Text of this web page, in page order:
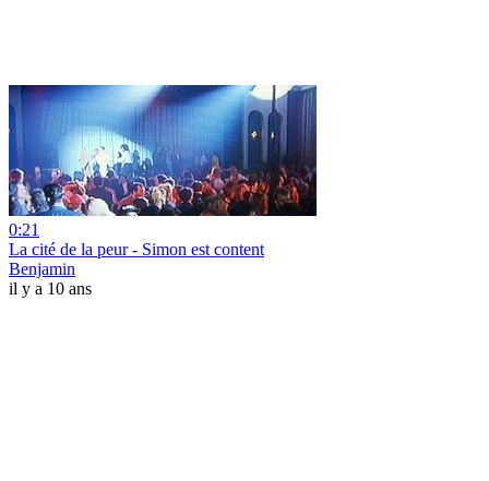
0:21
La cité de la peur - Simon est content
Benjamin
il y a 10 ans